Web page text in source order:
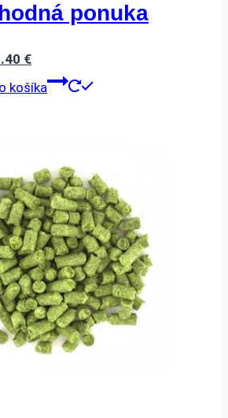
ponuka
€Aktuálna
cena
košíka